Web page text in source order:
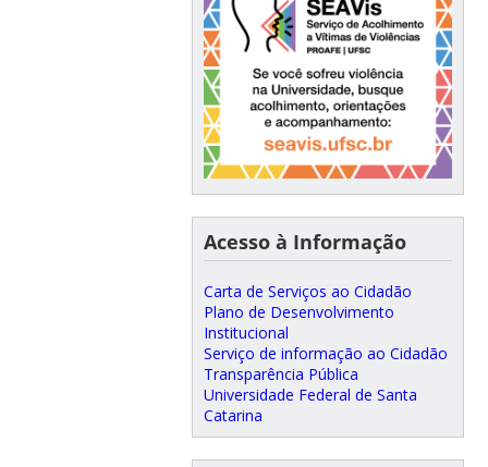
Acesso à Informação
Carta de Serviços ao Cidadão
Plano de Desenvolvimento
Institucional
Serviço de informação ao Cidadão
Transparência Pública
Universidade Federal de Santa
Catarina